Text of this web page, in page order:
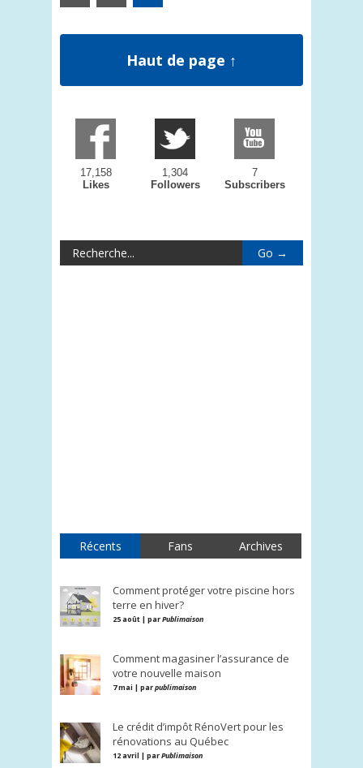
Haut de page ↑
17,158
Likes
1,304
Followers
7
Subscribers
Récents Fans Archives
Comment protéger votre piscine hors
terre en hiver?
25 août | parPublimaison
Comment magasiner l’assurance de
votre nouvelle maison
7 mai | parpublimaison
Le crédit d’impôt RénoVert pour les
rénovations au Québec
12 avril | parPublimaison